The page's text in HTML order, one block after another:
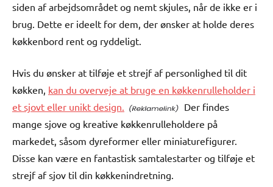
siden af arbejdsområdet og nemt skjules, når de ikke er i
brug. Dette er ideelt for dem, der ønsker at holde deres
køkkenbord rent og ryddeligt.
Hvis du ønsker at tilføje et strejf af personlighed til dit
køkken, kan du overveje at bruge en køkkenrulleholder i
et sjovt eller unikt design.
Der findes
mange sjove og kreative køkkenrulleholdere på
markedet, såsom dyreformer eller miniaturefigurer.
Disse kan være en fantastisk samtalestarter og tilføje et
strejf af sjov til din køkkenindretning.